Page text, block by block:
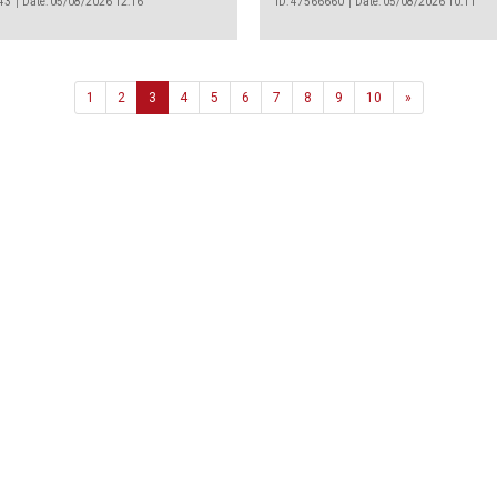
1 2 3 4 5 6 7 8 9 10 »Next